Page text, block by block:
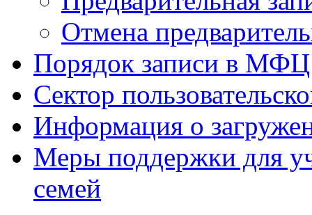
Отмена
Порядок записи в МФЦ
Сектор
Информация о
Меры поддержки для
семей